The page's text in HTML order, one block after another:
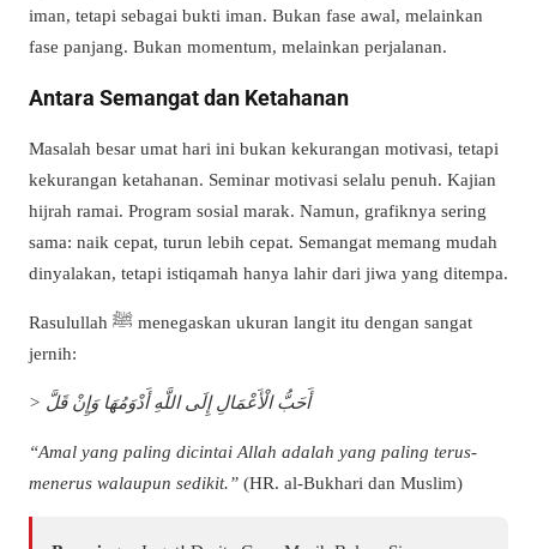
iman, tetapi sebagai bukti iman. Bukan fase awal, melainkan
fase panjang. Bukan momentum, melainkan perjalanan.
Antara Semangat dan Ketahanan
Masalah besar umat hari ini bukan kekurangan motivasi, tetapi
kekurangan ketahanan. Seminar motivasi selalu penuh. Kajian
hijrah ramai. Program sosial marak. Namun, grafiknya sering
sama: naik cepat, turun lebih cepat. Semangat memang mudah
dinyalakan, tetapi istiqamah hanya lahir dari jiwa yang ditempa.
Rasulullah ﷺ menegaskan ukuran langit itu dengan sangat
jernih:
> أَحَبُّ الْأَعْمَالِ إِلَى اللَّهِ أَدْوَمُهَا وَإِنْ قَلَّ
“Amal yang paling dicintai Allah adalah yang paling terus-
menerus walaupun sedikit.” (HR. al-Bukhari dan Muslim)